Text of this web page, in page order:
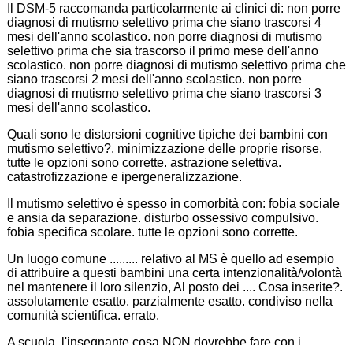
Il DSM-5 raccomanda particolarmente ai clinici di: non porre
diagnosi di mutismo selettivo prima che siano trascorsi 4
mesi dell'anno scolastico. non porre diagnosi di mutismo
selettivo prima che sia trascorso il primo mese dell'anno
scolastico. non porre diagnosi di mutismo selettivo prima che
siano trascorsi 2 mesi dell'anno scolastico. non porre
diagnosi di mutismo selettivo prima che siano trascorsi 3
mesi dell'anno scolastico.
Quali sono le distorsioni cognitive tipiche dei bambini con
mutismo selettivo?. minimizzazione delle proprie risorse.
tutte le opzioni sono corrette. astrazione selettiva.
catastrofizzazione e ipergeneralizzazione.
Il mutismo selettivo è spesso in comorbità con: fobia sociale
e ansia da separazione. disturbo ossessivo compulsivo.
fobia specifica scolare. tutte le opzioni sono corrette.
Un luogo comune ......... relativo al MS è quello ad esempio
di attribuire a questi bambini una certa intenzionalità/volontà
nel mantenere il loro silenzio, Al posto dei .... Cosa inserite?.
assolutamente esatto. parzialmente esatto. condiviso nella
comunità scientifica. errato.
A scuola, l'insegnante cosa NON dovrebbe fare con i